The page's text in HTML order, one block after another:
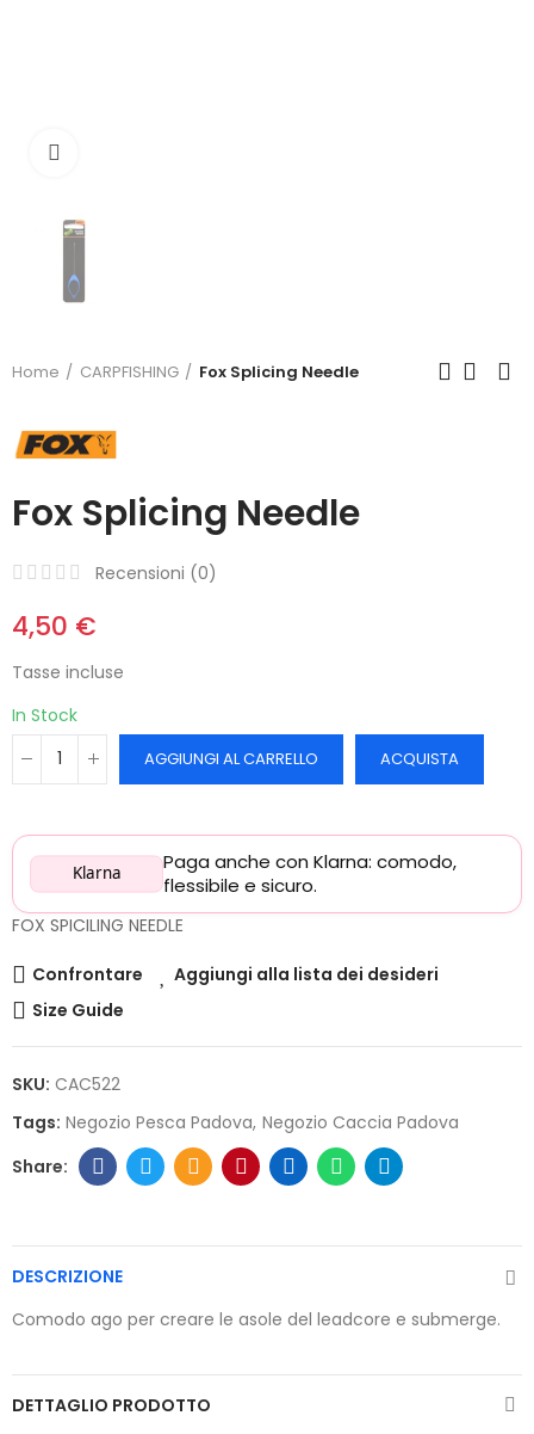
Home CARPFISHING Fox Splicing Needle
Fox Splicing Needle
Recensioni (0)
4,50 €
Tasse incluse
In Stock
AGGIUNGI AL CARRELLO ACQUISTA
Klarna
Paga anche con Klarna: comodo,
flessibile e sicuro.
FOX SPICILING NEEDLE
Confrontare
Aggiungi alla lista dei desideri
Size Guide
SKU: CAC522
Tags: Negozio Pesca Padova Negozio Caccia Padova
DESCRIZIONE
Comodo ago per creare le asole del leadcore e submerge.
DETTAGLIO PRODOTTO